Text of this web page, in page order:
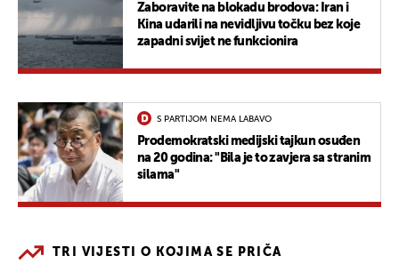
Zaboravite na blokadu brodova: Iran i
Kina udarili na nevidljivu točku bez koje
zapadni svijet ne funkcionira
S PARTIJOM NEMA LABAVO
Prodemokratski medijski tajkun osuđen
na 20 godina: "Bila je to zavjera sa stranim
silama"
TRI VIJESTI O KOJIMA SE PRIČA